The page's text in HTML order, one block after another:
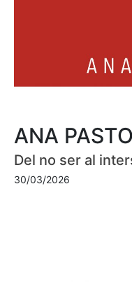
ANA
Del no ser al
30/03/2026